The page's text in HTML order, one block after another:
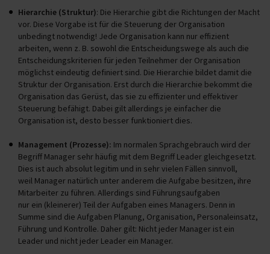
Hierarchie (Struktur): Die Hierarchie gibt die Richtungen der Macht
vor. Diese Vorgabe ist für die Steuerung der Organisation
unbedingt notwendig! Jede Organisation kann nur effizient
arbeiten, wenn z. B. sowohl die Entscheidungswege als auch die
Entscheidungskriterien für jeden Teilnehmer der Organisation
möglichst eindeutig definiert sind. Die Hierarchie bildet damit die
Struktur der Organisation. Erst durch die Hierarchie bekommt die
Organisation das Gerüst, das sie zu effizienter und effektiver
Steuerung befähigt. Dabei gilt allerdings je einfacher die
Organisation ist, desto besser funktioniert dies.
Management (Prozesse): Im normalen Sprachgebrauch wird der
Begriff Manager sehr häufig mit dem Begriff Leader gleichgesetzt.
Dies ist auch absolut legitim und in sehr vielen Fällen sinnvoll,
weil Manager natürlich unter anderem die Aufgabe besitzen, ihre
Mitarbeiter zu führen. Allerdings sind Führungsaufgaben
nur ein (kleinerer) Teil der Aufgaben eines Managers. Denn in
Summe sind die Aufgaben Planung, Organisation, Personaleinsatz,
Führung und Kontrolle. Daher gilt: Nicht jeder Manager ist ein
Leader und nicht jeder Leader ein Manager.